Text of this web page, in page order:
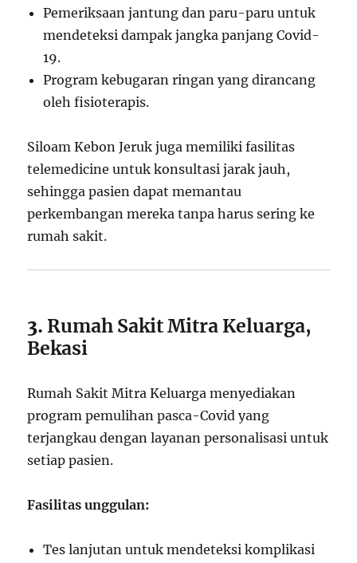
Pemeriksaan jantung dan paru-paru untuk
mendeteksi dampak jangka panjang Covid-
19.
Program kebugaran ringan yang dirancang
oleh fisioterapis.
Siloam Kebon Jeruk juga memiliki fasilitas
telemedicine untuk konsultasi jarak jauh,
sehingga pasien dapat memantau
perkembangan mereka tanpa harus sering ke
rumah sakit.
3.Rumah Sakit Mitra Keluarga,
Bekasi
Rumah Sakit Mitra Keluarga menyediakan
program pemulihan pasca-Covid yang
terjangkau dengan layanan personalisasi untuk
setiap pasien.
Fasilitas unggulan:
Tes lanjutan untuk mendeteksi komplikasi